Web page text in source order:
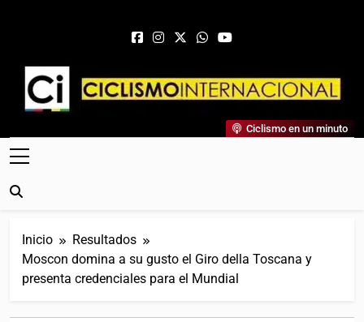
Ciclismo Internacional
Web Dedicada Al Ciclismo Mundial. Entrevistas, Análisis,
Crónicas, Previas Y Más. La Web Ciclista De Referencia.
Ciclismo en un minuto
Inicio
Resultados
Moscon domina a su gusto el Giro della Toscana y
presenta credenciales para el Mundial